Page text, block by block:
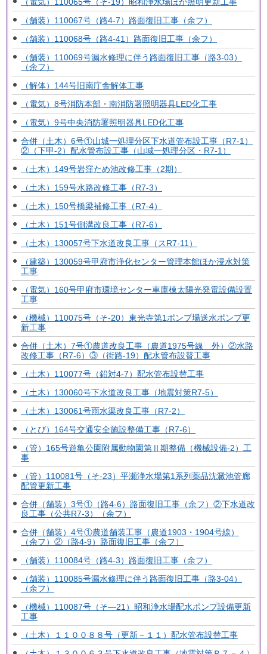
（舗装）110067号（路4-7）路面復旧工事（余フ）
（舗装）110068号（路4-41）路面復旧工事（余フ）
（舗装）110069号漏水修理に伴う路面復旧工事（路3-03）
（余フ）
（解体）144号旧南庁舎解体工事
（電気）8号消防本部・南消防署照明器具LED化工事
（電気）9号中央消防署照明器具LED化工事
合併（土木）6号①山城一処理分区下水道管布設工事（R7-1）
②（下甲-2）配水管布設工事（山城一処理分区・R7-1）
（土木）149号岩窪ため池改修工事（2期）
（土木）159号水路改修工事（R7-3）
（土木）150号橋梁補修工事（R7-4）
（土木）151号側溝改良工事（R7-6）
（土木）130057号下水道改良工事（スR7-11）
（建築）130059号甲府市浄化センター管理本館ほか浸水対策
工事
（電気）160号甲府市環境センター車庫棟太陽光発電設備設置
工事
（機械）110075号（そ-20）東光寺第1ポンプ場送水ポンプ更
新工事
合併（土木）7号①農道改良工事（農道1975号線 外）②水路
改修工事（R7-6）③（街路-19）配水管布設替工事
（土木）110077号（鉛対4-7）配水管布設替工事
（土木）130060号下水道改良工事（地震対策R7-5）
（土木）130061号雨水渠改良工事（R7-2）
（とび）164号交通安全施設整備工事（R7-6）
（管）165号遊亀公園附属動物園第Ⅱ期整備（機械設備-2）工
事
（管）110081号（そ-23）平瀬浄水場第1系列薬品沈澱池管廊
配管更新工事
合併（舗装）3号①（路4-6）路面復旧工事（余フ）②下水道改
良工事（公共R7-3）（余フ）
合併（舗装）4号①農道舗装工事（農道1903・1904号線）
（余フ）②（路4-9）路面復旧工事（余フ）
（舗装）110084号（路4-3）路面復旧工事（余フ）
（舗装）110085号漏水修理に伴う路面復旧工事（路3-04）
（余フ）
（機械）110087号（そ―21）昭和浄水場配水ポンプ設備更新
工事
（土木）１１００８８号（更新－１１）配水管布設替工事